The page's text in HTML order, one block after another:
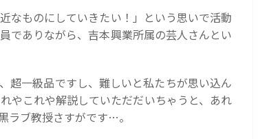
なものにしていきたい！」という思いで活動
でありながら、吉本興業所属の芸人さんとい
超一級品ですし、難しいと私たちが思い込ん
やこれや解説していただだいちゃうと、あれ
ラブ教授さすがです…。